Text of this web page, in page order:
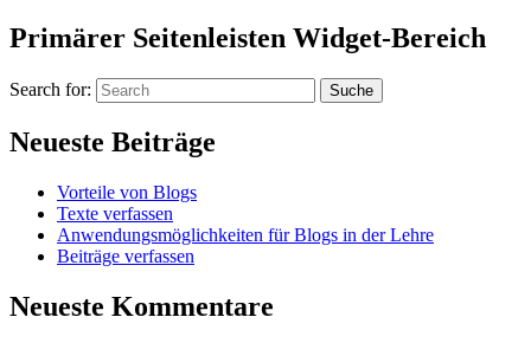
Primärer Seitenleisten Widget-Bereich
Search for: Suche
Neueste Beiträge
Vorteile von Blogs
Texte verfassen
Anwendungsmöglichkeiten für Blogs in der Lehre
Beiträge verfassen
Neueste Kommentare